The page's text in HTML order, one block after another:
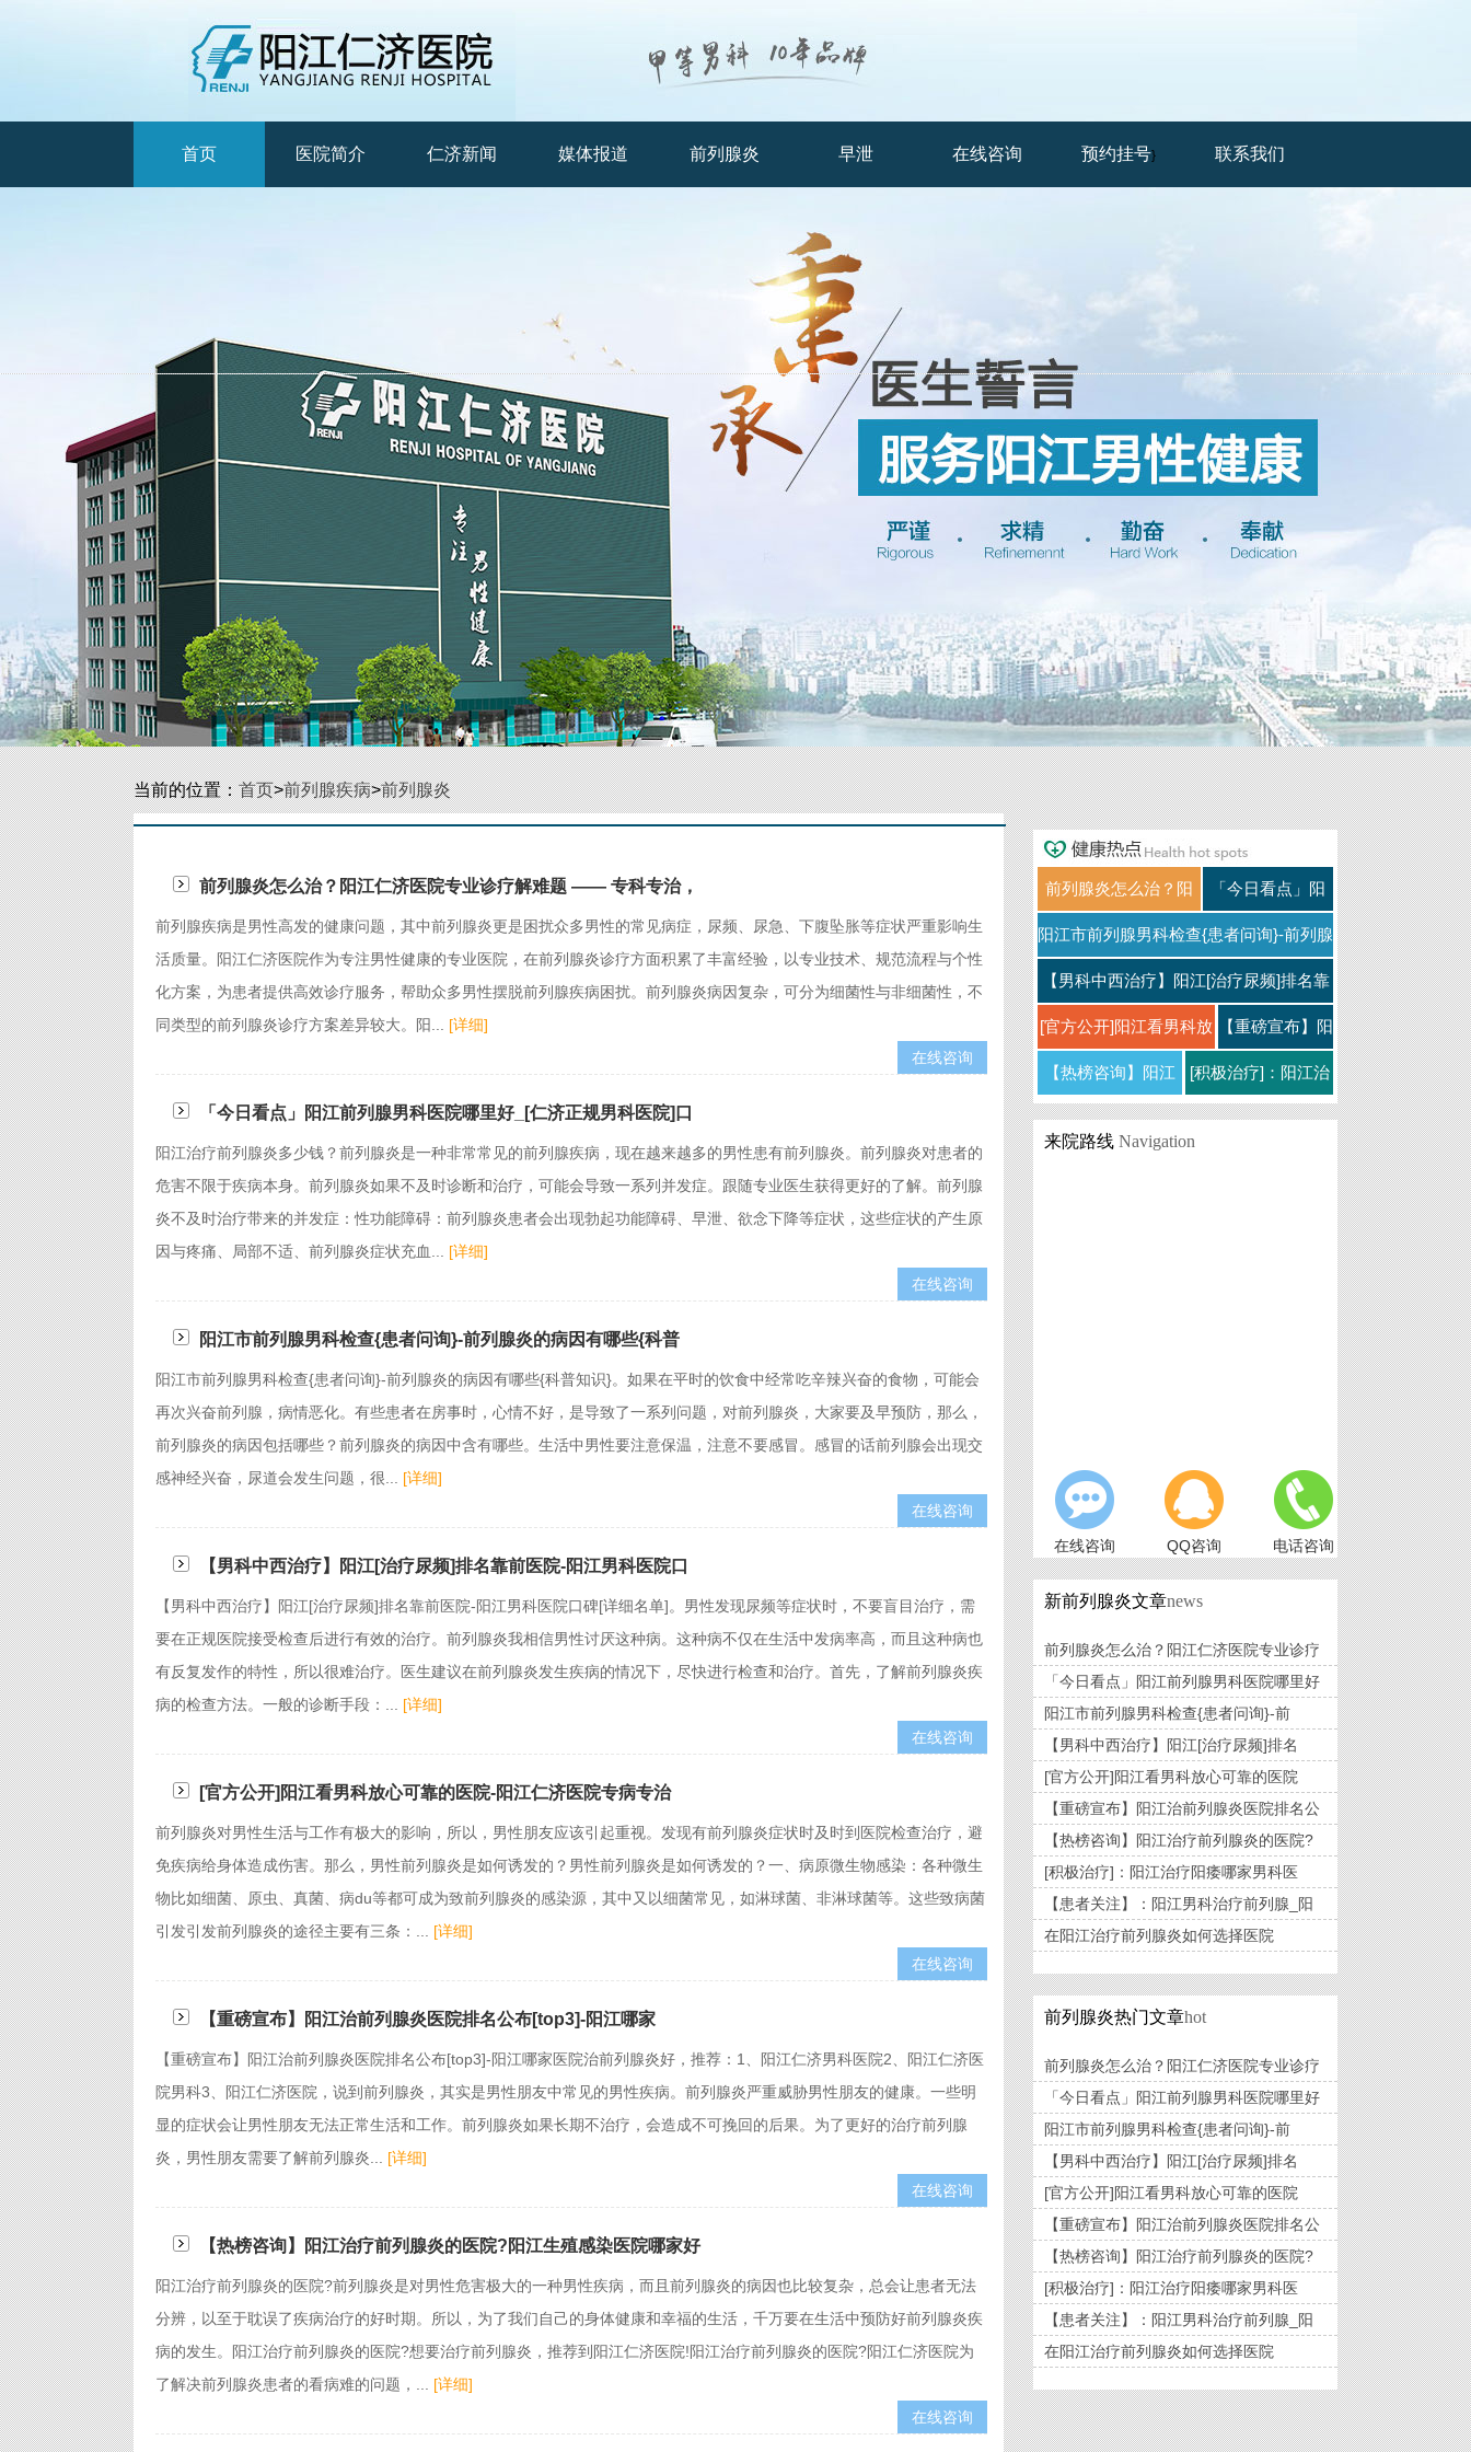
首页 医院简介 仁济新闻 媒体报道 前列腺炎 早泄 在线咨询 预约挂号} 联系我们
当前的位置：首页>前列腺疾病>前列腺炎
前列腺炎怎么治？阳江仁济医院专业诊疗解难题 —— 专科专治，
前列腺疾病是男性高发的健康问题，其中前列腺炎更是困扰众多男性的常见病症，尿频、尿急、下腹坠胀等症状严重影响生
活质量。阳江仁济医院作为专注男性健康的专业医院，在前列腺炎诊疗方面积累了丰富经验，以专业技术、规范流程与个性
化方案，为患者提供高效诊疗服务，帮助众多男性摆脱前列腺疾病困扰。前列腺炎病因复杂，可分为细菌性与非细菌性，不
同类型的前列腺炎诊疗方案差异较大。阳... [详细]
在线咨询
「今日看点」阳江前列腺男科医院哪里好_[仁济正规男科医院]口
阳江治疗前列腺炎多少钱？前列腺炎是一种非常常见的前列腺疾病，现在越来越多的男性患有前列腺炎。前列腺炎对患者的
危害不限于疾病本身。前列腺炎如果不及时诊断和治疗，可能会导致一系列并发症。跟随专业医生获得更好的了解。前列腺
炎不及时治疗带来的并发症：性功能障碍：前列腺炎患者会出现勃起功能障碍、早泄、欲念下降等症状，这些症状的产生原
因与疼痛、局部不适、前列腺炎症状充血... [详细]
在线咨询
阳江市前列腺男科检查{患者问询}-前列腺炎的病因有哪些{科普
阳江市前列腺男科检查{患者问询}-前列腺炎的病因有哪些{科普知识}。如果在平时的饮食中经常吃辛辣兴奋的食物，可能会
再次兴奋前列腺，病情恶化。有些患者在房事时，心情不好，是导致了一系列问题，对前列腺炎，大家要及早预防，那么，
前列腺炎的病因包括哪些？前列腺炎的病因中含有哪些。生活中男性要注意保温，注意不要感冒。感冒的话前列腺会出现交
感神经兴奋，尿道会发生问题，很... [详细]
在线咨询
【男科中西治疗】阳江[治疗尿频]排名靠前医院-阳江男科医院口
【男科中西治疗】阳江[治疗尿频]排名靠前医院-阳江男科医院口碑[详细名单]。男性发现尿频等症状时，不要盲目治疗，需
要在正规医院接受检查后进行有效的治疗。前列腺炎我相信男性讨厌这种病。这种病不仅在生活中发病率高，而且这种病也
有反复发作的特性，所以很难治疗。医生建议在前列腺炎发生疾病的情况下，尽快进行检查和治疗。首先，了解前列腺炎疾
病的检查方法。一般的诊断手段：... [详细]
在线咨询
[官方公开]阳江看男科放心可靠的医院-阳江仁济医院专病专治
前列腺炎对男性生活与工作有极大的影响，所以，男性朋友应该引起重视。发现有前列腺炎症状时及时到医院检查治疗，避
免疾病给身体造成伤害。那么，男性前列腺炎是如何诱发的？男性前列腺炎是如何诱发的？一、病原微生物感染：各种微生
物比如细菌、原虫、真菌、病du等都可成为致前列腺炎的感染源，其中又以细菌常见，如淋球菌、非淋球菌等。这些致病菌
引发引发前列腺炎的途径主要有三条：... [详细]
在线咨询
【重磅宣布】阳江治前列腺炎医院排名公布[top3]-阳江哪家
【重磅宣布】阳江治前列腺炎医院排名公布[top3]-阳江哪家医院治前列腺炎好，推荐：1、阳江仁济男科医院2、阳江仁济医
院男科3、阳江仁济医院，说到前列腺炎，其实是男性朋友中常见的男性疾病。前列腺炎严重威胁男性朋友的健康。一些明
显的症状会让男性朋友无法正常生活和工作。前列腺炎如果长期不治疗，会造成不可挽回的后果。为了更好的治疗前列腺
炎，男性朋友需要了解前列腺炎... [详细]
在线咨询
【热榜咨询】阳江治疗前列腺炎的医院?阳江生殖感染医院哪家好
阳江治疗前列腺炎的医院?前列腺炎是对男性危害极大的一种男性疾病，而且前列腺炎的病因也比较复杂，总会让患者无法
分辨，以至于耽误了疾病治疗的好时期。所以，为了我们自己的身体健康和幸福的生活，千万要在生活中预防好前列腺炎疾
病的发生。阳江治疗前列腺炎的医院?想要治疗前列腺炎，推荐到阳江仁济医院!阳江治疗前列腺炎的医院?阳江仁济医院为
了解决前列腺炎患者的看病难的问题，... [详细]
在线咨询
前列腺炎怎么治？阳
江仁济医院专业诊疗
解难题 —— 专科专
治，
「今日看点」阳
江前列腺男科医
院哪里好_[仁济正
规男科医院]口
阳江市前列腺男科检查{患者问询}-前列腺
炎的病因有哪些{科普
【男科中西治疗】阳江[治疗尿频]排名靠
前医院-阳江男科医院口
[官方公开]阳江看男科放
心可靠的医院-阳江仁济
医院专病专治
【重磅宣布】阳
江治前列腺炎医
院排名公布
【热榜咨询】阳江
治疗前列腺炎的医
[积极治疗]：阳江治
疗阳痿哪家男科医
来院路线 Navigation
在线咨询 QQ咨询 电话咨询
新前列腺炎文章news
前列腺炎怎么治？阳江仁济医院专业诊疗
「今日看点」阳江前列腺男科医院哪里好
阳江市前列腺男科检查{患者问询}-前
【男科中西治疗】阳江[治疗尿频]排名
[官方公开]阳江看男科放心可靠的医院
【重磅宣布】阳江治前列腺炎医院排名公
【热榜咨询】阳江治疗前列腺炎的医院?
[积极治疗]：阳江治疗阳痿哪家男科医
【患者关注】：阳江男科治疗前列腺_阳
在阳江治疗前列腺炎如何选择医院
前列腺炎热门文章hot
前列腺炎怎么治？阳江仁济医院专业诊疗
「今日看点」阳江前列腺男科医院哪里好
阳江市前列腺男科检查{患者问询}-前
【男科中西治疗】阳江[治疗尿频]排名
[官方公开]阳江看男科放心可靠的医院
【重磅宣布】阳江治前列腺炎医院排名公
【热榜咨询】阳江治疗前列腺炎的医院?
[积极治疗]：阳江治疗阳痿哪家男科医
【患者关注】：阳江男科治疗前列腺_阳
在阳江治疗前列腺炎如何选择医院